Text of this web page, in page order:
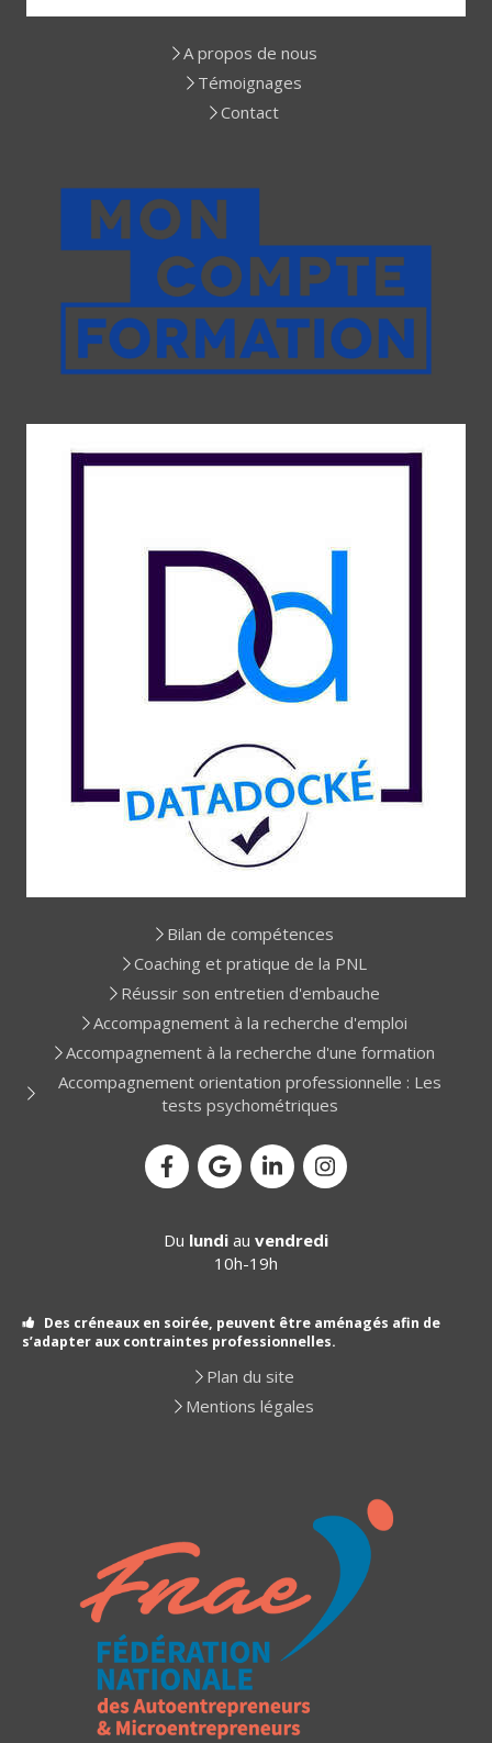
A propos de nous
Témoignages
Contact
Bilan de compétences
Coaching et pratique de la PNL
Réussir son entretien d'embauche
Accompagnement à la recherche d'emploi
Accompagnement à la recherche d'une formation
Accompagnement orientation professionnelle : Les
tests psychométriques
Du lundi au vendredi
10h-19h
Des créneaux en soirée, peuvent être aménagés afin de
s’adapter aux contraintes professionnelles.
Plan du site
Mentions légales